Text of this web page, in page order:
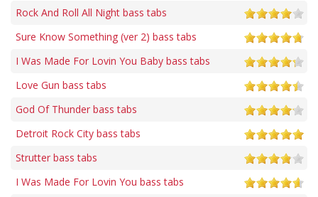
Rock And Roll All Night bass tabs
Sure Know Something (ver 2) bass tabs
I Was Made For Lovin You Baby bass tabs
Love Gun bass tabs
God Of Thunder bass tabs
Detroit Rock City bass tabs
Strutter bass tabs
I Was Made For Lovin You bass tabs